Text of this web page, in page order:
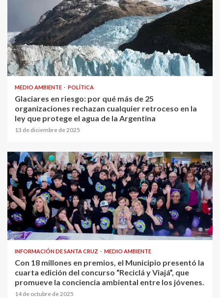
MEDIO AMBIENTE POLÍTICA
Glaciares en riesgo: por qué más de 25
organizaciones rechazan cualquier retroceso en la
ley que protege el agua de la Argentina
13 de diciembre de 2025
INFORMACIÓN DE SANTA CRUZ MEDIO AMBIENTE
Con 18 millones en premios, el Municipio presentó la
cuarta edición del concurso “Reciclá y Viajá”, que
promueve la conciencia ambiental entre los jóvenes.
14 de octubre de 2025